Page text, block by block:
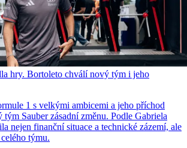
hry. Bortoleto chválí nový tým i jeho
1 s velkými ambicemi a jeho příchod
Sauber zásadní změnu. Podle Gabriela
nejen finanční situace a technické zázemí, ale
týmu.